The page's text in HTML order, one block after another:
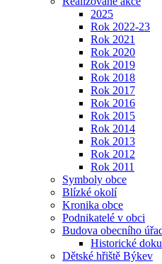
2025
Rok 2022-23
Rok 2021
Rok 2020
Rok 2019
Rok 2018
Rok 2017
Rok 2016
Rok 2015
Rok 2014
Rok 2013
Rok 2012
Rok 2011
Symboly obce
Blízké okolí
Kronika obce
Podnikatelé v obci
Budova obecního
Historické
Dětské hřiště Býkev